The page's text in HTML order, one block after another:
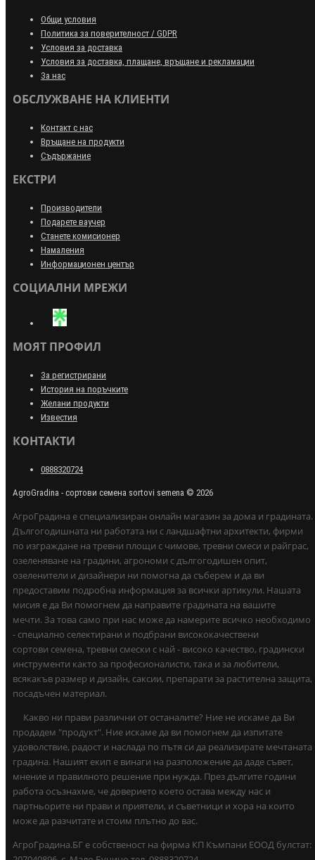
Общи условия
Политика за поверителност / GDPR
Условия за доставка
Условия за доставка, плащане, връщане и рекламации
За нас
ОБСЛУЖВАНЕ НА КЛИЕНТИ
Контакт с нас
Връщане на продукти
Съдържание
ЕКСТРИ
Производители
Подарете ваучер
Станете комисионер
Намаления
Информационен център
СОЦИАЛНИ МРЕЖИ
МОЯТ ПРОФИЛ
За регистрирани
История на поръчките
Желани продукти
Известия
КОНТАКТИ
0888320724
AgroGradina - сортови семена sortovi semena © 2026
АгроГрадина е специализиран онлайн магазин за дома и градината.
Дългогодишната ни работата ни с ландшафтни архитекти, фирми
по изграждане на тревни площи с чимове, тревни смеси и райграс,
озеленяване на градини, агрономи с дългогодишен опит,
озеленители и дизайнери ни помогна да съберем и да ви
предоставим подробна информация за всички артикули. Нашата
мисия е да Ви помогнем да направите градината на вашите
мечти. За това само при нас може да намерите всичко необходимо
- специално селектирани и подбрани висококачествени
сортови семена, тревни смески с най - високо качество, градински
инструменти както за професионалисти, така и за любители,
всякакъв размер и дизайн, саксии, препарати за растителна защита,
посадъчен материал.
Какво ни прави различни от останалите? Ние не искаме да Ви
продадем "продукт". Ние искаме да ви помогнем да изпитате
удоволствие, радост и наслада по пътя си да реализирате мечтаната
градина. Нашият екип е винаги на разположение да даде съвет,
мнение и правилното решение при нужда. През дългите години
работа осъзнахме, че доверието което остава между нас и
партньорите ни прави и приятели, и съветници и хора на които
може да разчитате и стоим плътно до вас.
АгроГрадина.БГ е собственост на фирма КП Къмпани ЕООД булстат: